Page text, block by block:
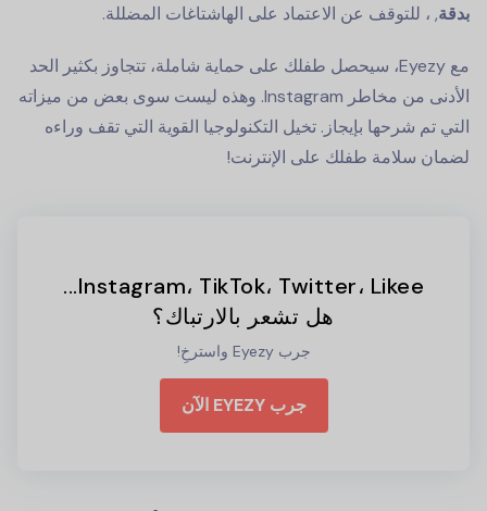
بدقة, ، للتوقف عن الاعتماد على الهاشتاغات المضللة.
مع Eyezy، سيحصل طفلك على حماية شاملة، تتجاوز بكثير الحد
الأدنى من مخاطر Instagram. وهذه ليست سوى بعض من ميزاته
التي تم شرحها بإيجاز. تخيل التكنولوجيا القوية التي تقف وراءه
لضمان سلامة طفلك على الإنترنت!
Instagram، TikTok، Twitter، Likee...
هل تشعر بالارتباك؟
جرب Eyezy واسترخِ!
جرب EYEZY الآن